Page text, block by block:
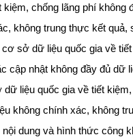
chống lãng phí
không trung thực kết quả,
sở dữ liệu quốc gia về
cập nhật không đầy đủ
liệu quốc gia về tiết
không chính xác, không
dung và hình thức công